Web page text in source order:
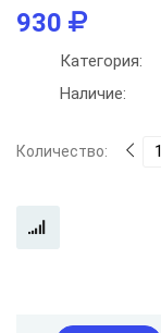
930
Категория:
Наличие:
Количество: